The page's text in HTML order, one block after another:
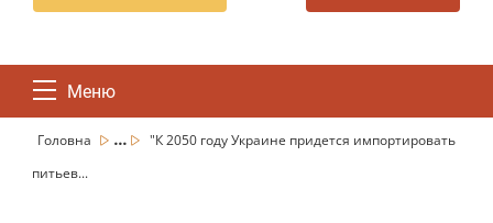
Меню
Головна ...
"К 2050 году Украине придется импортировать
питьев...